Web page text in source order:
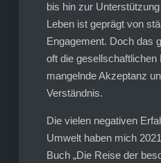
bis hin zur
Leben ist geprägt von
Engagement. Doch das
oft die gesellschaftlichen
mangelnde Akzeptanz
Verständnis.
Die vielen negativen
Umwelt haben mich
Buch „Die Reise der